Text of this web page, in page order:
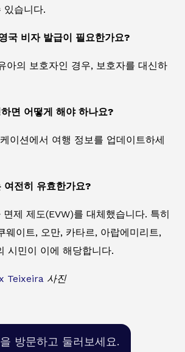
있습니다.
국 비자 발급이 필요한가요?
아의 보호자인 경우, 보호자를 대신하
면 어떻게 해야 하나요?
이션에서 여행 정보를 업데이트하세
여전히 유효한가요?
제 제도(EVW)를 대체했습니다. 특히
웨이트, 오만, 카타르, 아랍에미리트,
시민이 이에 해당합니다.
Teixeira 사진
방문하고 둘러보세요.